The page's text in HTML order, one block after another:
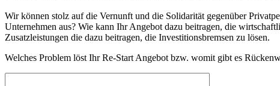
Wir können stolz auf die Vernunft und die Solidarität gegenüber
Unternehmen aus? Wie kann Ihr Angebot dazu beitragen, die
Zusatzleistungen die dazu beitragen, die Investitionsbremsen zu lösen.
Welches Problem löst Ihr Re-Start Angebot bzw. womit gibt es